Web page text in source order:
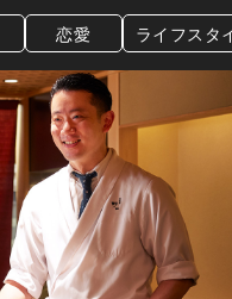
恋愛 ライフスタ